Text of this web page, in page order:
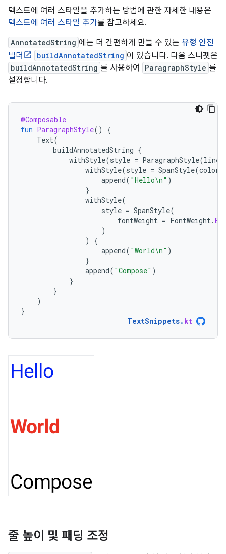
텍스트에 여러 스타일을 추가하는 방법에 관한 자세한 내용은
텍스트에 여러 스타일 추가를 참고하세요.
AnnotatedString 에는 더 간편하게 만들 수 있는 유형 안전
빌더
buildAnnotatedString 이 있습니다. 다음 스니펫은
buildAnnotatedString 를 사용하여 ParagraphStyle 를
설정합니다.
@Composable
fun ParagraphStyle()
{
Text(
buildAnnotatedString {
withStyle(style = ParagraphStyle(
withStyle(style = SpanStyle(color
append( "Hello\n" )
}
withStyle(
style = SpanStyle(
fontWeight = FontWeight.
)
)
{
append( "World\n" )
}
append( "Compose" )
}
}
)
}
TextSnippets. kt
줄 높이 및 패딩 조정